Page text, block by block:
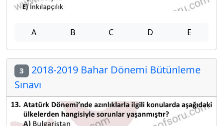
A B C D E
3 2018-2019 Bahar Dönemi Bütünleme
Sınavı